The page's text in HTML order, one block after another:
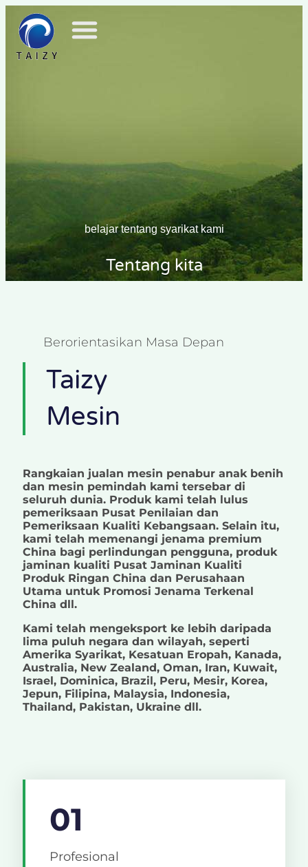
belajar tentang syarikat kami
Tentang kita
Berorientasikan Masa Depan
Taizy
Mesin
Rangkaian jualan mesin penabur anak benih
dan mesin pemindah kami tersebar di
seluruh dunia. Produk kami telah lulus
pemeriksaan Pusat Penilaian dan
Pemeriksaan Kualiti Kebangsaan. Selain itu,
kami telah memenangi jenama premium
China bagi perlindungan pengguna, produk
jaminan kualiti Pusat Jaminan Kualiti
Produk Ringan China dan Perusahaan
Utama untuk Promosi Jenama Terkenal
China dll.
Kami telah mengeksport ke lebih daripada
lima puluh negara dan wilayah, seperti
Amerika Syarikat, Kesatuan Eropah, Kanada,
Australia, New Zealand, Oman, Iran, Kuwait,
Israel, Dominica, Brazil, Peru, Mesir, Korea,
Jepun, Filipina, Malaysia, Indonesia,
Thailand, Pakistan, Ukraine dll.
01
Profesional